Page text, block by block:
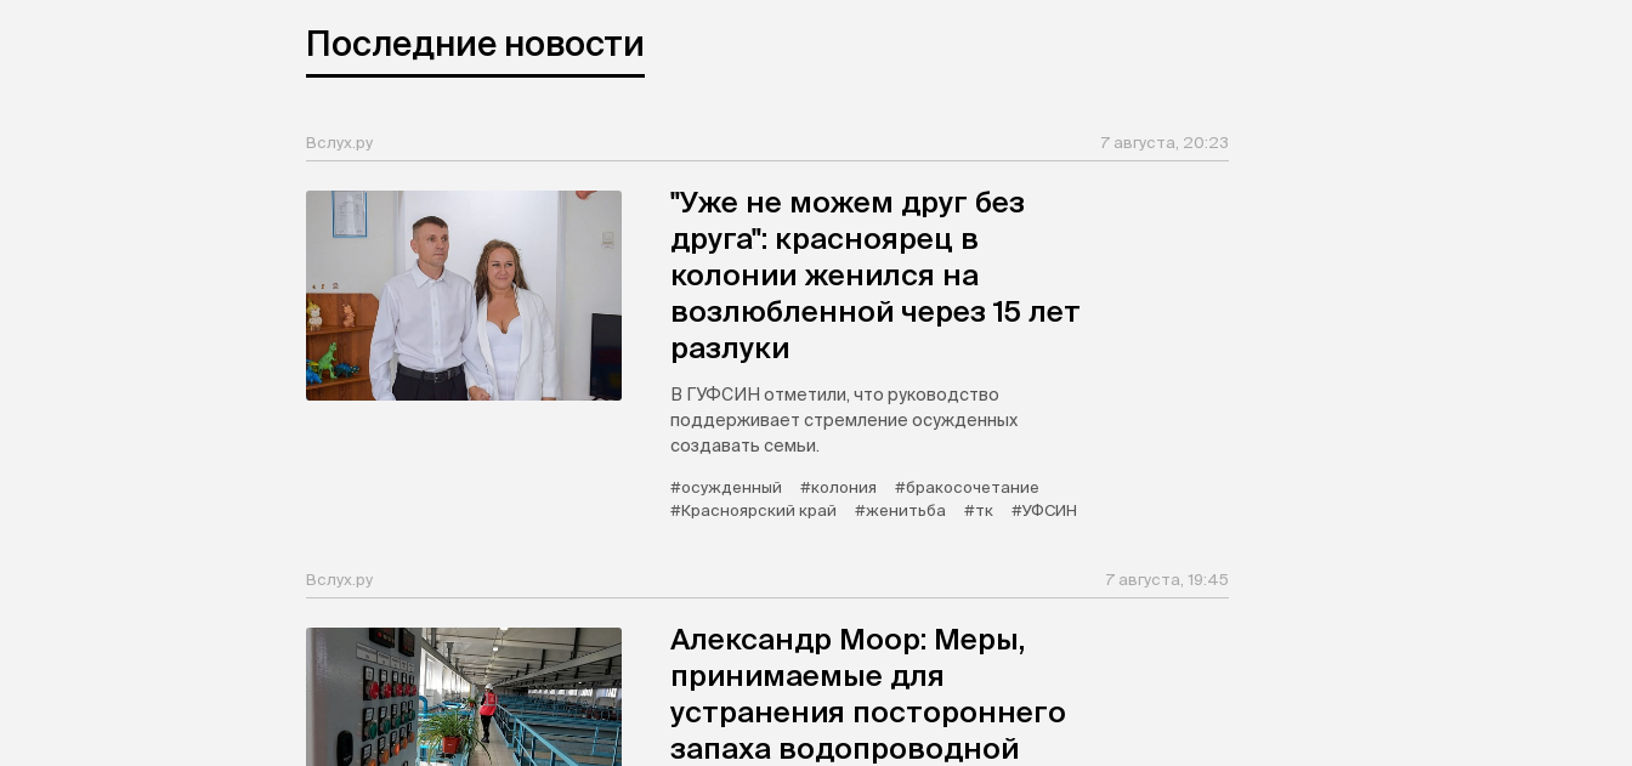
Последние новости
Вслух.ру 7 августа, 20:23
"Уже не можем друг без
друга": красноярец в
колонии женился на
возлюбленной через 15 лет
разлуки
В ГУФСИН отметили, что руководство
поддерживает стремление осужденных
создавать семьи.
#осужденный #колония
#бракосочетание
#Красноярский край
#женитьба #тк #УФСИН
Вслух.ру 7 августа, 19:45
Александр Моор: Меры,
принимаемые для
устранения постороннего
запаха водопроводной